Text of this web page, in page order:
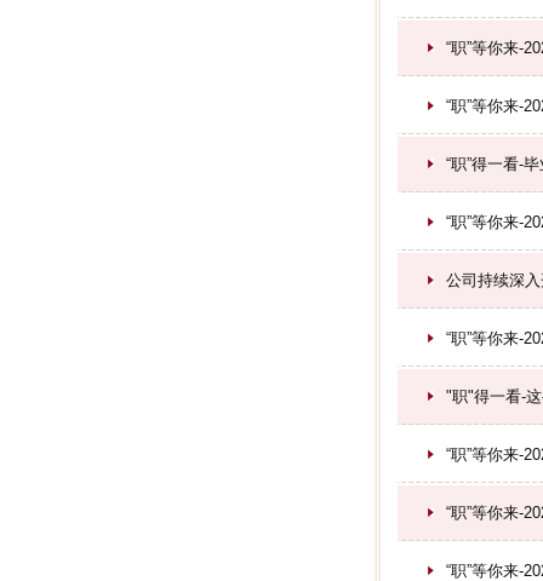
“职”等你来-
“职”等你来-
“职”得一看-
“职”等你来-
公司持续深入
“职”等你来-
"职"得一看-
“职”等你来-
“职”等你来-
“职”等你来-